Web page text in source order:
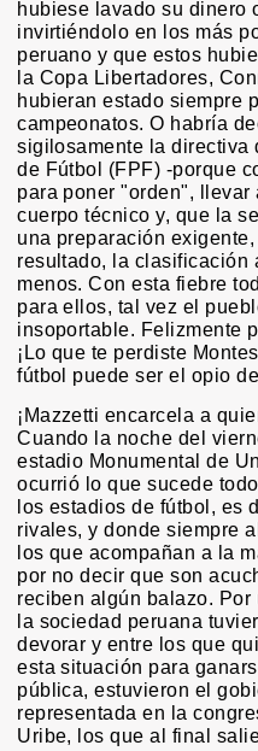
hubiese lavado su dinero
invirtiéndolo en los más
peruano y que estos
la Copa Libertadores,
hubieran estado siempre
campeonatos. O habría
sigilosamente la directiva
de Fútbol (FPF) -porque
para poner "orden",
cuerpo técnico y, que la
una preparación
resultado, la clasificación
menos. Con esta fiebre
para ellos, tal vez el
insoportable. Felizmente
¡Lo que te perdiste
fútbol puede ser el opio
¡Mazzetti encarcela a
Cuando la noche del
estadio Monumental de
ocurrió lo que sucede
los estadios de fútbol, es
rivales, y donde siempre
los que acompañan a la
por no decir que son
reciben algún balazo.
la sociedad peruana
devorar y entre los que
esta situación para
pública, estuvieron el
representada en la
Uribe, los que al final